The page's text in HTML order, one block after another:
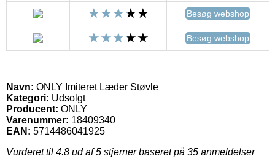
Besøg webshop
Besøg webshop
Navn: ONLY Imiteret Læder Støvle
Kategori: Udsolgt
Producent: ONLY
Varenummer: 18409340
EAN: 5714486041925
Vurderet til 4.8 ud af 5 stjerner baseret på 35 anmeldelser